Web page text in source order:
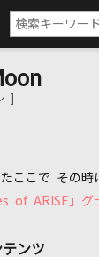
]
ここで その時
of ARISE」グ
ンツ